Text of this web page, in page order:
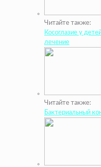
Читайте также:
Косоглазие у
лечение
Читайте также:
Бактериальный